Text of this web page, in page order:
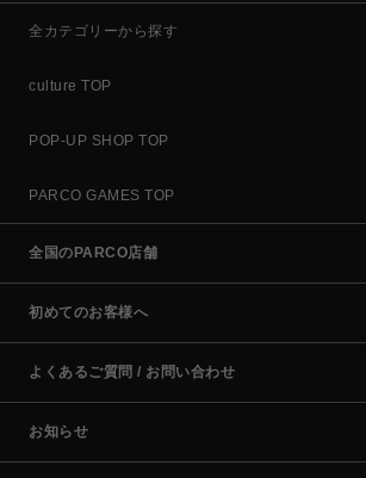
全カテゴリーから探す
culture TOP
POP-UP SHOP TOP
PARCO GAMES TOP
全国のPARCO店舗
初めてのお客様へ
よくあるご質問 / お問い合わせ
お知らせ